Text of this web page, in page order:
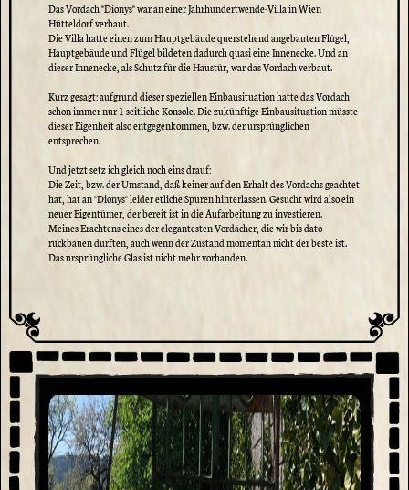
Das Vordach "Dionys" war an einer Jahrhundertwende-Villa in Wien
Hütteldorf verbaut.
Die Villa hatte einen zum Hauptgebäude querstehend angebauten Flügel,
Hauptgebäude und Flügel bildeten dadurch quasi eine Innenecke. Und an
dieser Innenecke, als Schutz für die Haustür, war das Vordach verbaut.
Kurz gesagt: aufgrund dieser speziellen Einbausituation hatte das Vordach
schon immer nur 1 seitliche Konsole. Die zukünftige Einbausituation müsste
dieser Eigenheit also entgegenkommen, bzw. der ursprünglichen
entsprechen.
Und jetzt setz ich gleich noch eins drauf:
Die Zeit, bzw. der Umstand, daß keiner auf den Erhalt des Vordachs geachtet
hat, hat an "Dionys" leider etliche Spuren hinterlassen. Gesucht wird also ein
neuer Eigentümer, der bereit ist in die Aufarbeitung zu investieren.
Meines Erachtens eines der elegantesten Vordächer, die wir bis dato
rückbauen durften, auch wenn der Zustand momentan nicht der beste ist.
Das ursprüngliche Glas ist nicht mehr vorhanden.